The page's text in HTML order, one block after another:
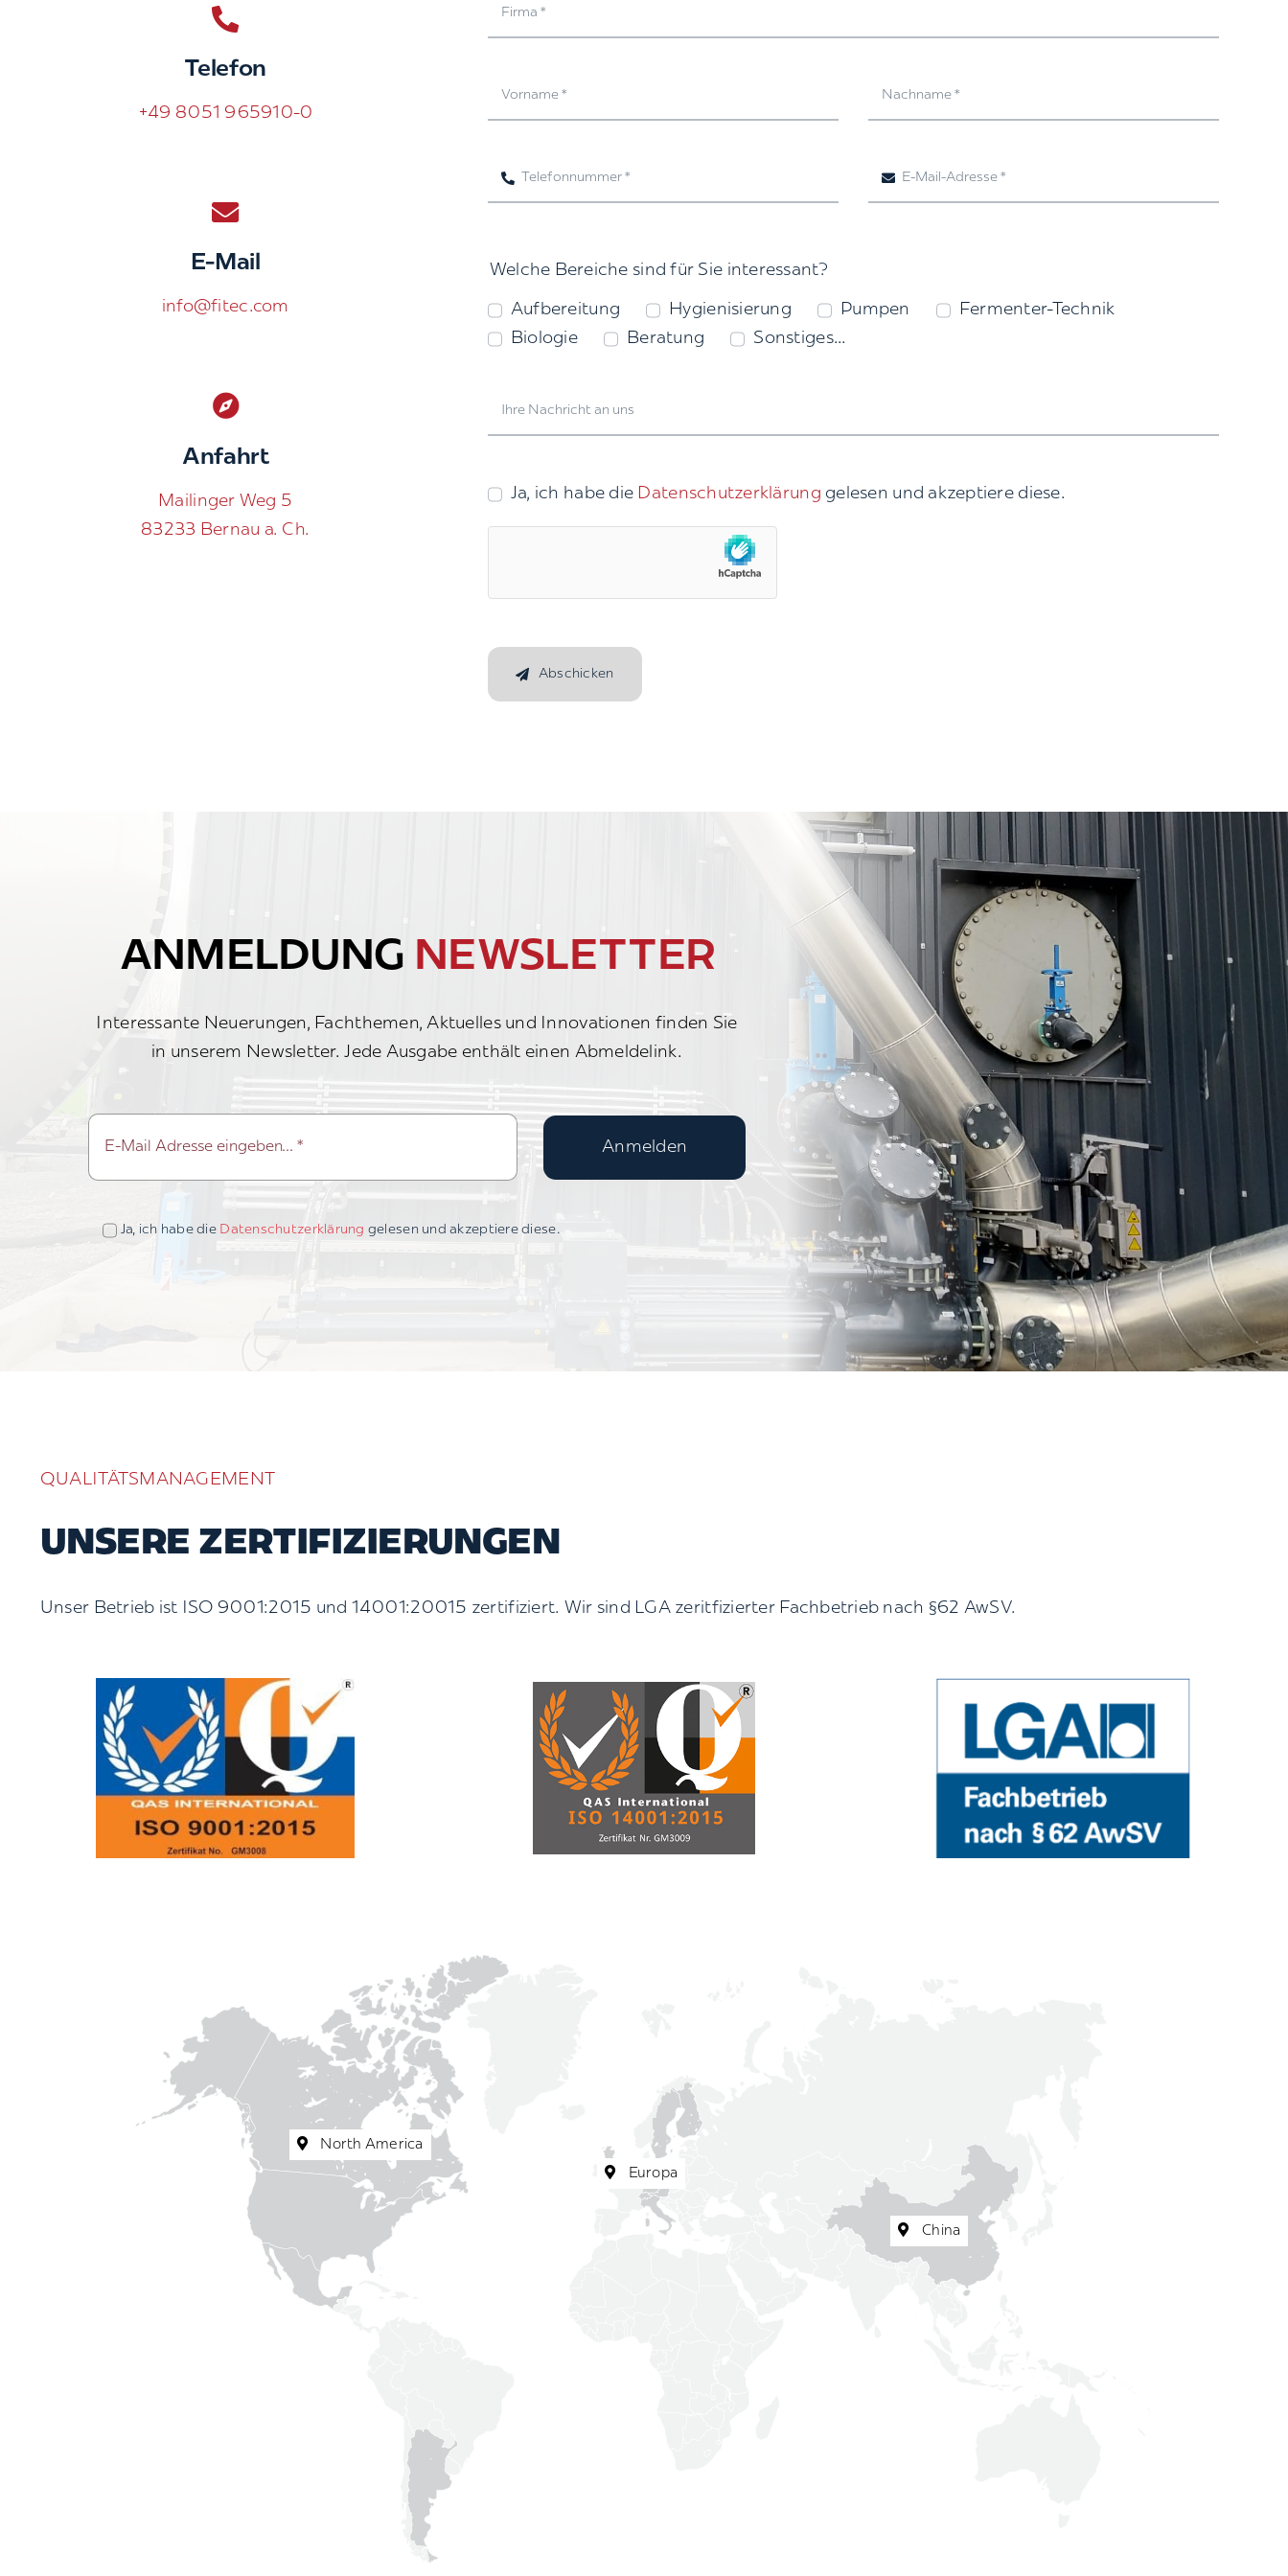
Telefon
+49 8051 965910-0
E-Mail
info@fitec.com
Anfahrt
Mailinger Weg 5
83233 Bernau a. Ch.
Welche Bereiche sind für Sie interessant?
Aufbereitung Hygienisierung Pumpen
Fermenter-Technik
Biologie
Beratung Sonstiges...
Ja, ich habe die Datenschutzerklärung gelesen und akzeptiere diese.
Abschicken
ANMELDUNG NEWSLETTER
Interessante Neuerungen, Fachthemen, Aktuelles und Innovationen finden Sie
in unserem Newsletter. Jede Ausgabe enthält einen Abmeldelink.
Anmelden
Ja, ich habe die Datenschutzerklärung gelesen und akzeptiere diese.
QUALITÄTSMANAGEMENT
UNSERE ZERTIFIZIERUNGEN
Unser Betrieb ist ISO 9001:2015 und 14001:20015 zertifiziert. Wir sind LGA zeritfizierter Fachbetrieb nach §62 AwSV.
North America
Europa
China